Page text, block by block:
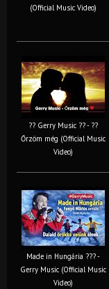
(Official Music Video)
?? Gerry Music ?? - ??
Őrzöm még (Official Music
Video)
Made in Hungária ??? -
Gerry Music (Official Music
Video)